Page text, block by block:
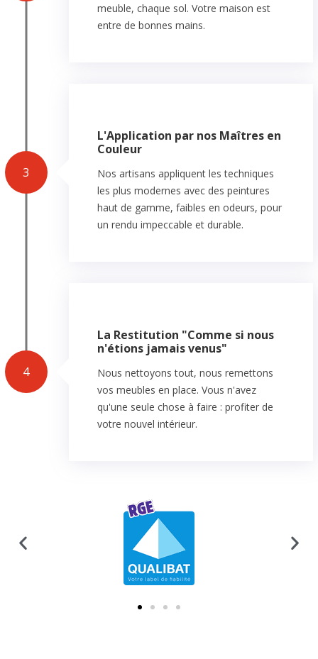
meuble, chaque sol. Votre maison est
entre de bonnes mains.
L'Application par nos Maîtres en
Couleur
Nos artisans appliquent les techniques
les plus modernes avec des peintures
haut de gamme, faibles en odeurs, pour
un rendu impeccable et durable.
3
La Restitution "Comme si nous
n'étions jamais venus"
Nous nettoyons tout, nous remettons
vos meubles en place. Vous n'avez
qu'une seule chose à faire : profiter de
votre nouvel intérieur.
4